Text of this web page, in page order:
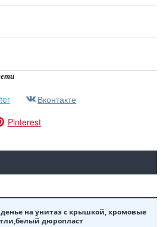
Вконтакте
Pinterest
на унитаз с крышкой, хромовые
дюропласт